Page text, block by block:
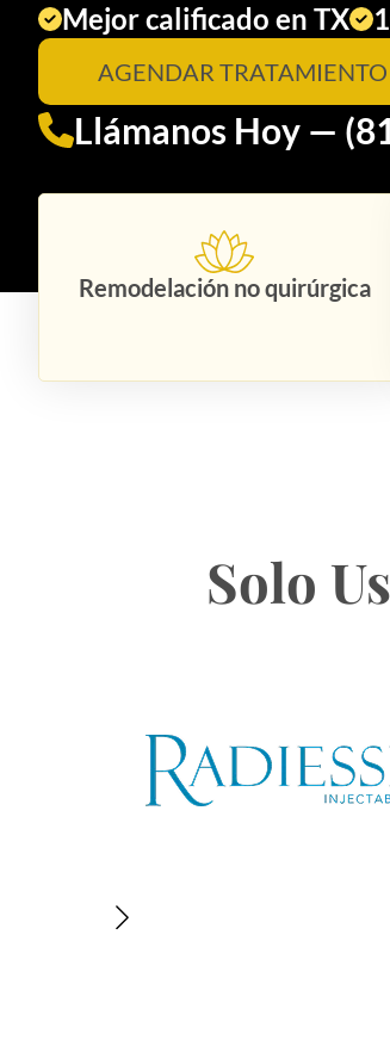
Mejor calificado en TX
AGENDAR TRATAMIENTO
Llámanos Hoy —
Remodelación no quirúrgica
Solo